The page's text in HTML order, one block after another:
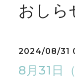
おしら
2024/08/31
8月31日